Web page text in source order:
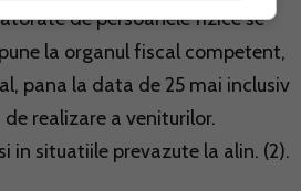
de persoanele fizice se
la organul fiscal competent,
pana la data de 25 mai inclusiv
realizare a veniturilor.
in situatiile prevazute la alin. (2).